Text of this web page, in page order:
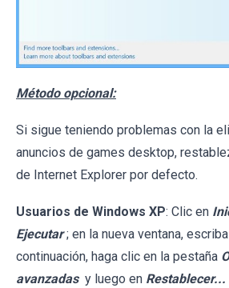
Método opcional:
Si sigue teniendo problemas con la
anuncios de games desktop,
de Internet Explorer por defecto.
Usuarios de Windows XP: Clic en
Ejecutar ; en la nueva ventana, escriba
continuación, haga clic en la pestaña
avanzadas y luego en Restablecer...